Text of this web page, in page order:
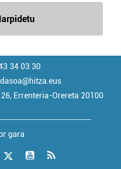
34 03 30
Errenteria-Orereta 20100
gara